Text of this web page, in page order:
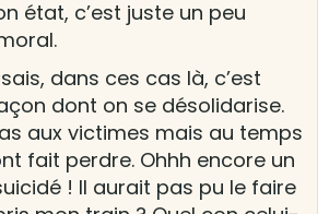
état, c’est juste un peu
dans ces cas là, c’est
dont on se désolidarise.
aux victimes mais au temps
fait perdre. Ohhh encore un
! Il aurait pas pu le faire